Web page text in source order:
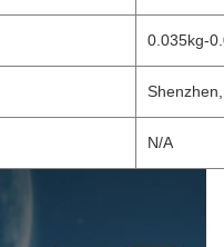
0.035kg-
N/A